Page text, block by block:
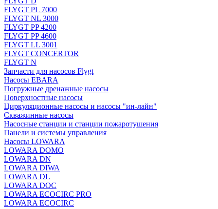
FLYGT PL 7000
FLYGT NL 3000
FLYGT PP 4200
FLYGT PP 4600
FLYGT LL 3001
FLYGT CONCERTOR
FLYGT N
Запчасти для насосов Flygt
Насосы EBARA
Погружные дренажные насосы
Поверхностные насосы
Циркуляционные насосы и насосы "ин-лайн"
Скважинные насосы
Насосные станции и станции пожаротушения
Панели и системы управления
Насосы LOWARA
LOWARA DOMO
LOWARA DN
LOWARA DIWA
LOWARA DL
LOWARA DOC
LOWARA ECOCIRC PRO
LOWARA ECOCIRC